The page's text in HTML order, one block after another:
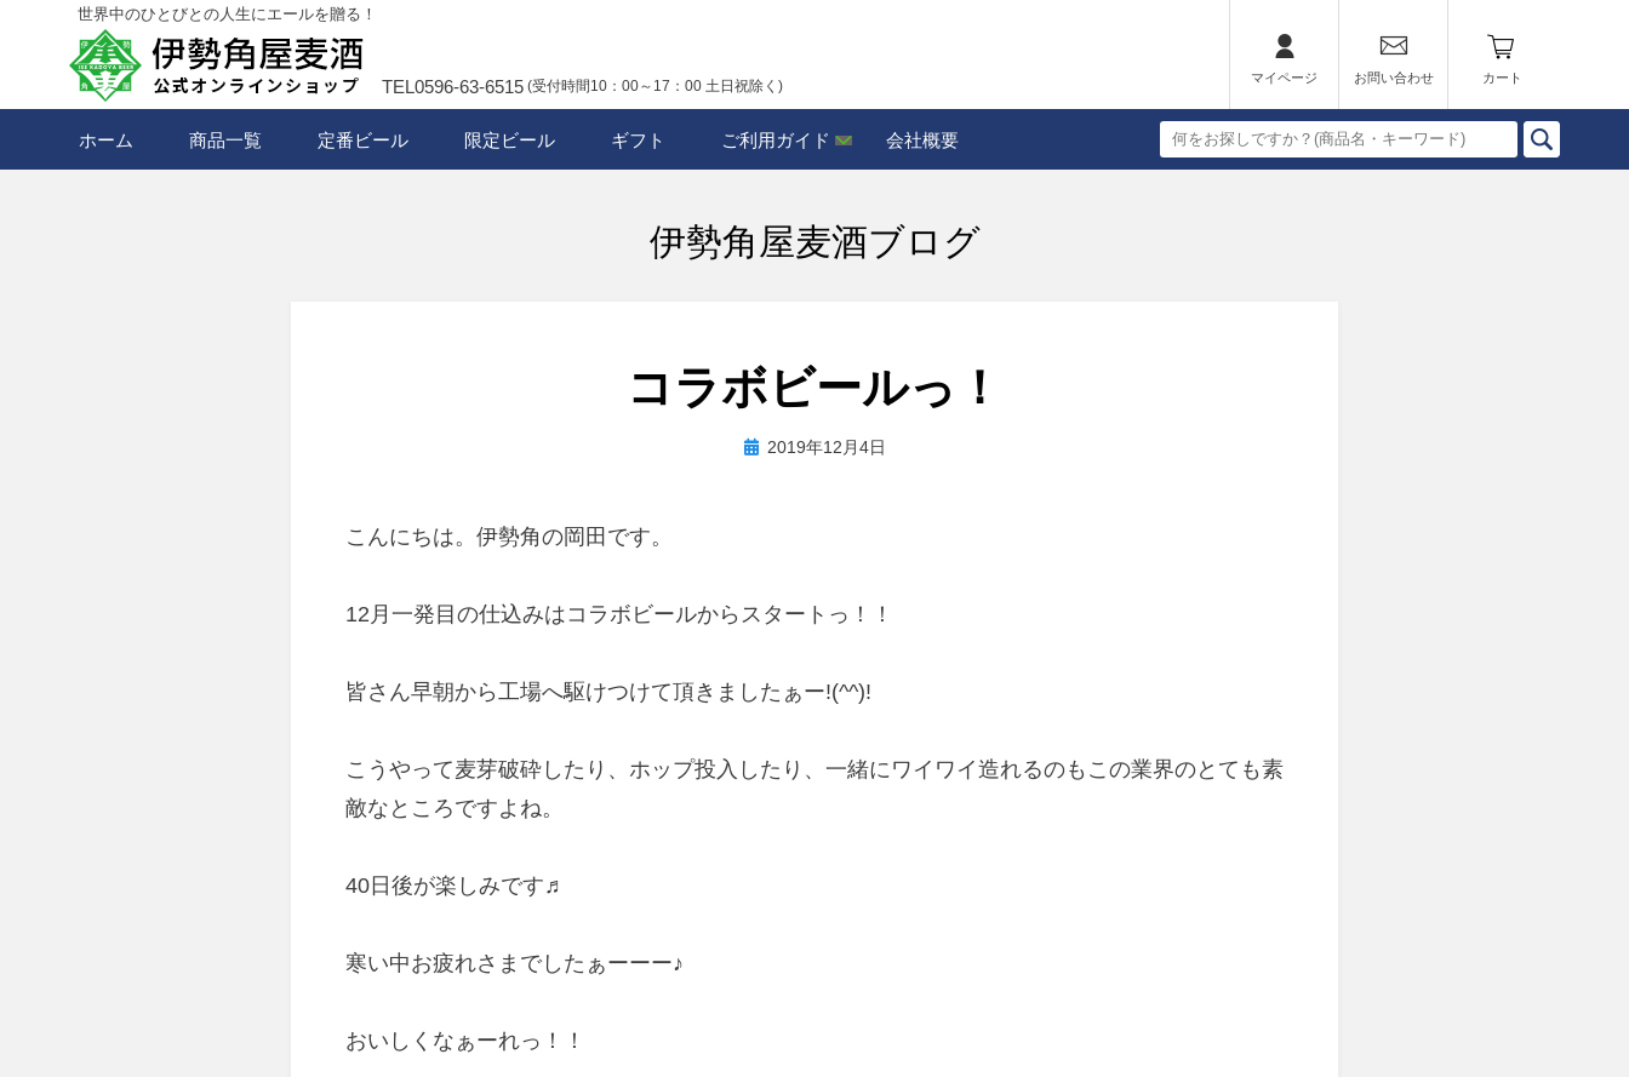
世界中のひとびとの人生にエールを贈る！
TEL0596-63-6515 (受付時間10：00～17：00 土日祝除く) マイページ お問い合わせ カート
ホーム 商品一覧 定番ビール 限定ビール ギフト ご利用ガイド 会社概要
伊勢角屋麦酒ブログ
コラボビールっ！
投稿者biyagura.by
投 2019年12月4日
こんにちは。伊勢角の岡田です。
12月一発目の仕込みはコラボビールからスタートっ！！
皆さん早朝から工場へ駆けつけて頂きましたぁー!(^^)!
こうやって麦芽破砕したり、ホップ投入したり、一緒にワイワイ造れるのもこの業界のとても素
敵なところですよね。
40日後が楽しみです♬
寒い中お疲れさまでしたぁーーー♪
おいしくなぁーれっ！！